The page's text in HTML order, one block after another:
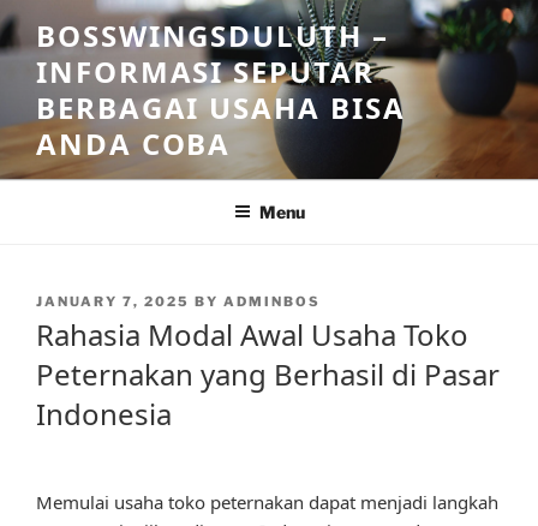
Skip
to
content
BOSSWINGSDULUTH –
INFORMASI SEPUTAR
BERBAGAI USAHA BISA
ANDA COBA
Menu
POSTED
JANUARY 7, 2025 BY ADMINBOS
Rahasia Modal Awal Usaha Toko
Peternakan yang Berhasil di Pasar
Indonesia
Memulai usaha toko peternakan dapat menjadi langkah